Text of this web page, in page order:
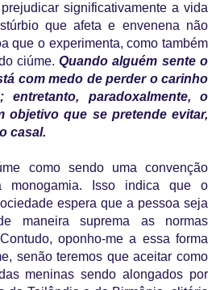
significativamente a vida
que afeta e envenena não
que o experimenta, como também
ciúme.Quando alguém sente o
com medo de perder o carinho
paradoxalmente, o
objetivo que se pretende evitar,
casal.
como sendo uma convenção
monogamia. Isso indica que o
espera que a pessoa seja
maneira suprema as normas
oponho-me a essa forma
senão teremos que aceitar como
meninas sendo alongados por